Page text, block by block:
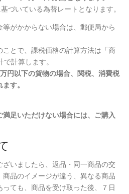
づいている為替レートとなります。
がかからない場合は、郵便局から
とで、課税価格の計算方法は「商
計算します。
円以下の貨物の場合、関税、消費税
す。
足いただけない場合には、ご購入
いましたら、返品・同一商品の交
品のイメージが違う、異なる商品
ても、商品を受け取った後、７日